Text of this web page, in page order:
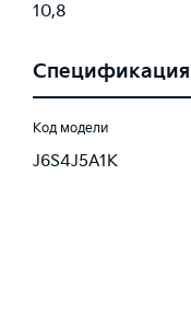
10,8
Спецификация
Код модели
J6S4J5A1K